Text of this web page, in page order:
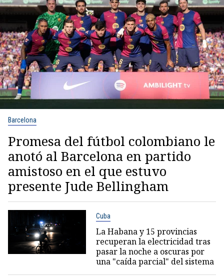
Barcelona
Promesa del fútbol colombiano le
anotó al Barcelona en partido
amistoso en el que estuvo
presente Jude Bellingham
Cuba
La Habana y 15 provincias
recuperan la electricidad tras
pasar la noche a oscuras por
una "caída parcial" del sistema